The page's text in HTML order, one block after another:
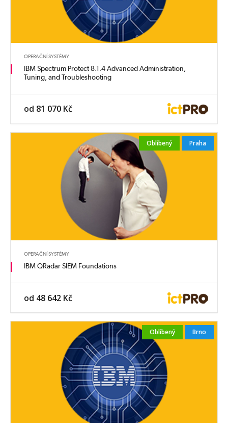
OPERAČNÍ SYSTÉMY
IBM Spectrum Protect 8.1.4 Advanced Administration,
Tuning, and Troubleshooting
od 81 070 Kč
Oblíbený Praha
OPERAČNÍ SYSTÉMY
IBM QRadar SIEM Foundations
od 48 642 Kč
Oblíbený Brno